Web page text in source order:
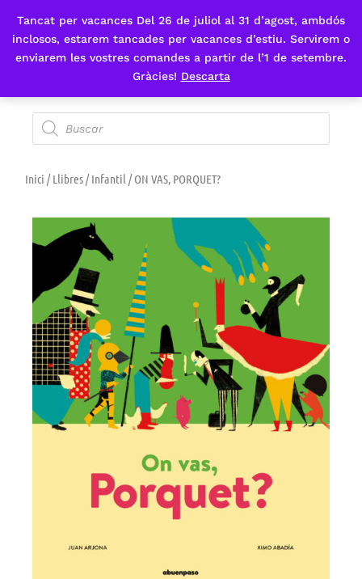
Tancat per vacances Del 26 de juliol al 31 d’agost, ambdós
inclosos, estarem tancades per vacances d’estiu. Servirem o
enviarem les vostres comandes a partir de l’1 de setembre.
Gràcies! Descarta
Fes-te'n sòcia
Inici /Llibres/Infantil / ON VAS, PORQUET?